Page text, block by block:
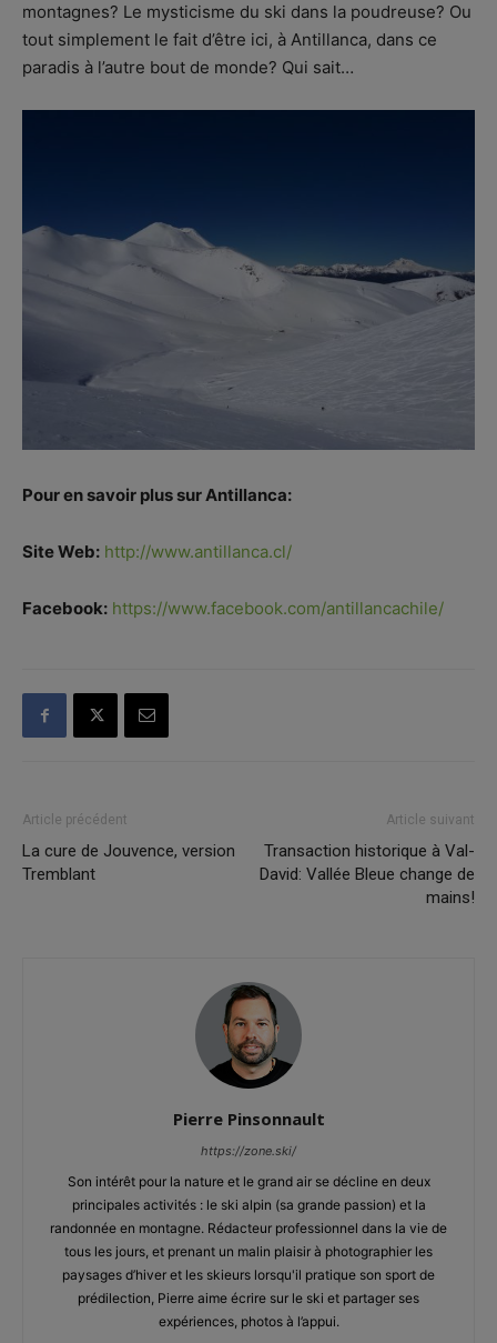
montagnes? Le mysticisme du ski dans la poudreuse? Ou
tout simplement le fait d’être ici, à Antillanca, dans ce
paradis à l’autre bout de monde? Qui sait…
Pour en savoir plus sur Antillanca:
Site Web: http://www.antillanca.cl/
Facebook: https://www.facebook.com/antillancachile/
Article précédent
La cure de Jouvence, version
Tremblant
Article suivant
Transaction historique à Val-
David: Vallée Bleue change de
mains!
Pierre Pinsonnault
https://zone.ski/
Son intérêt pour la nature et le grand air se décline en deux
principales activités : le ski alpin (sa grande passion) et la
randonnée en montagne. Rédacteur professionnel dans la vie de
tous les jours, et prenant un malin plaisir à photographier les
paysages d’hiver et les skieurs lorsqu'il pratique son sport de
prédilection, Pierre aime écrire sur le ski et partager ses
expériences, photos à l’appui.